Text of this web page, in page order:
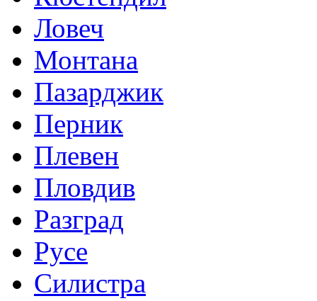
Ловеч
Монтана
Пазарджик
Перник
Плевен
Пловдив
Разград
Русе
Силистра